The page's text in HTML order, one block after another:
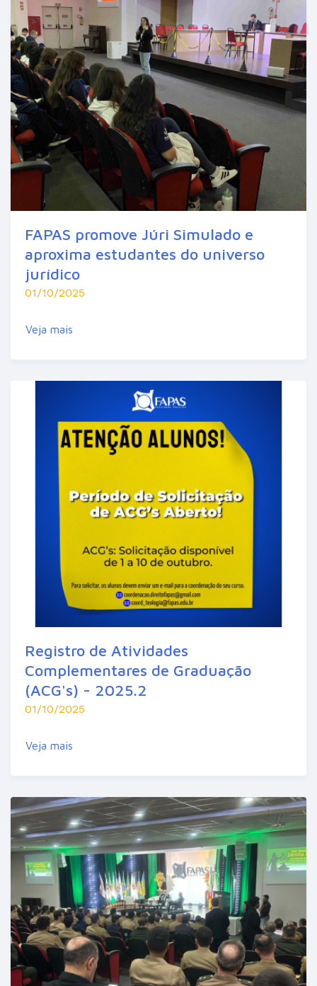
FAPAS promove Júri Simulado e
aproxima estudantes do universo
jurídico
01/10/2025
Veja mais
Registro de Atividades
Complementares de Graduação
(ACG's) - 2025.2
01/10/2025
Veja mais